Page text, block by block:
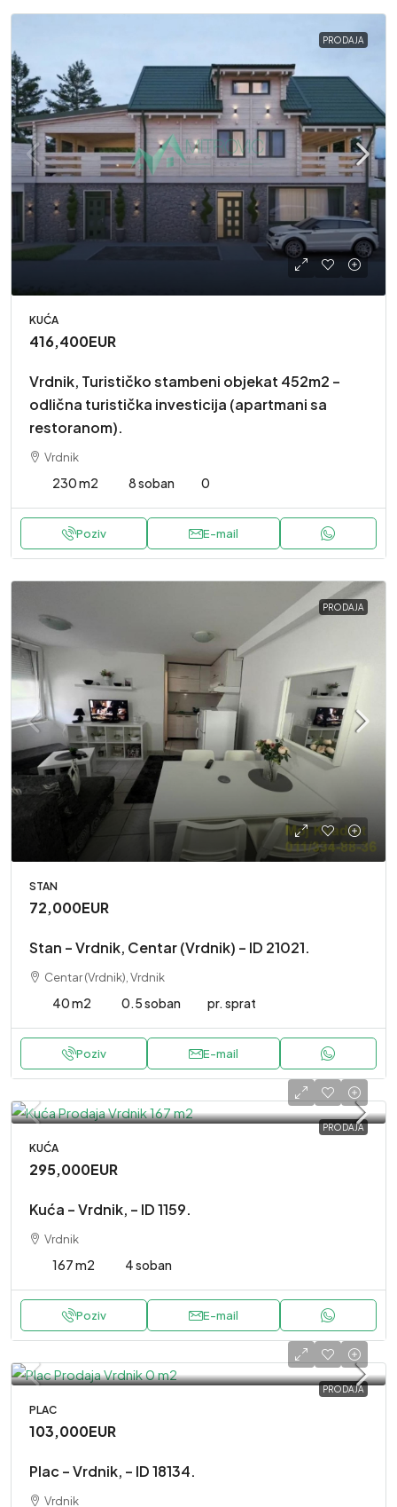
PRODAJA
KUĆA
416,400EUR
Vrdnik, Turističko stambeni objekat 452m2 –
odlična turistička investicija (apartmani sa
restoranom).
Vrdnik
230 m2 8 soban 0
Poziv E-mail
PRODAJA
STAN
72,000EUR
Stan – Vrdnik, Centar (Vrdnik) – ID 21021.
Centar (Vrdnik), Vrdnik
40 m2 0.5 soban pr. sprat
Poziv E-mail
PRODAJA
KUĆA
295,000EUR
Kuća – Vrdnik, – ID 1159.
Vrdnik
167 m2 4 soban
Poziv E-mail
PRODAJA
PLAC
103,000EUR
Plac – Vrdnik, – ID 18134.
Vrdnik